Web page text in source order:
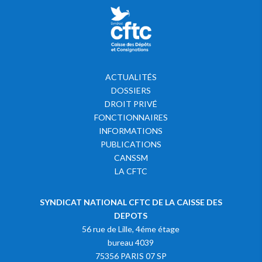
ACTUALITÉS
DOSSIERS
DROIT PRIVÉ
FONCTIONNAIRES
INFORMATIONS
PUBLICATIONS
CANSSM
LA CFTC
SYNDICAT NATIONAL CFTC DE LA CAISSE DES
DEPOTS
56 rue de Lille, 4éme étage
bureau 4039
75356 PARIS 07 SP